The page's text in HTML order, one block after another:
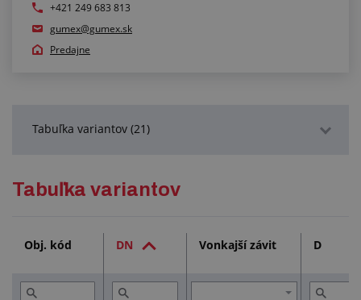
+421 249 683 813
gumex@gumex.sk
Predajne
Tabuľka variantov (21)
Tabuľka variantov
Obj. kód DN Vonkajší závit D